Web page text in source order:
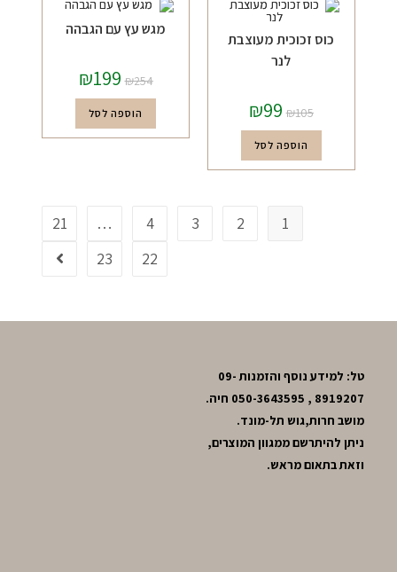
כוס זכוכית מעוצבת
לנר
₪105
₪99
הוספה לסל
מגש עץ עם הגבהה
₪254
₪199
הוספה לסל
1
2
3
4
…
21
22
23
טל: למידע נוסף והזמנות 09-
8919207 , 050-3643595 חיה.
מושב חרות,גוש תל-מונד.
ניתן להיתרשם ממגוון המוצרים,
וזאת בתאום מראש.